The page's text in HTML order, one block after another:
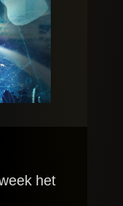
het